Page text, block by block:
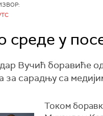
среде у
Вучић боравиће
за сарадњу са
Током